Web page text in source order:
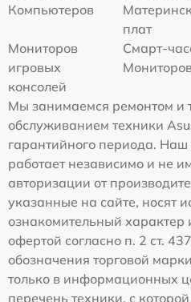
Компьютеров
плат
Мониторов
Смарт-
игровых
консолей
Мы занимаемся ремонтом и
обслуживанием техники
гарантийного периода.
работает независимо и не
авторизации от
указанные на сайте, носят
ознакомительный характер
офертой согласно п. 2 ст.
обозначения торговой
только в информационных
перечень техники, с